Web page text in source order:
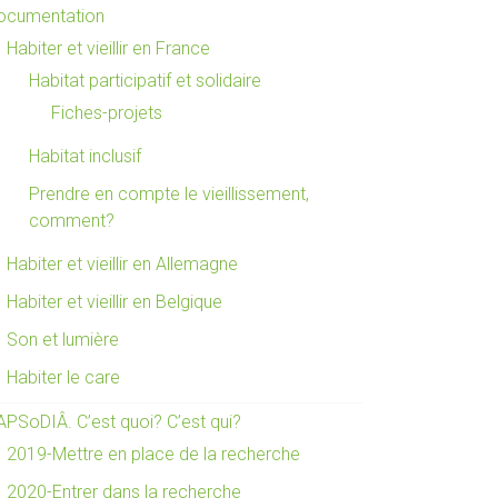
Habiter et vieillir en France
Habitat participatif et solidaire
Fiches-projets
Habitat inclusif
Prendre en compte le vieillissement,
comment?
Habiter et vieillir en Allemagne
Habiter et vieillir en Belgique
Son et lumière
Habiter le care
C’est quoi? C’est qui?
2019-Mettre en place de la recherche
2020-Entrer dans la recherche